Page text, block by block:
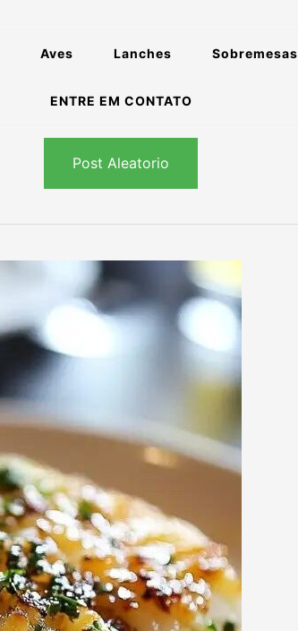
Aves Lanches Sobremesas
ENTRE EM CONTATO
Post Aleatorio